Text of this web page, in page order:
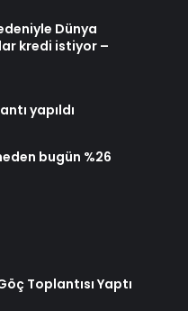
Dünya
kredi istiyor –
yapıldı
bugün %26
Toplantısı Yaptı